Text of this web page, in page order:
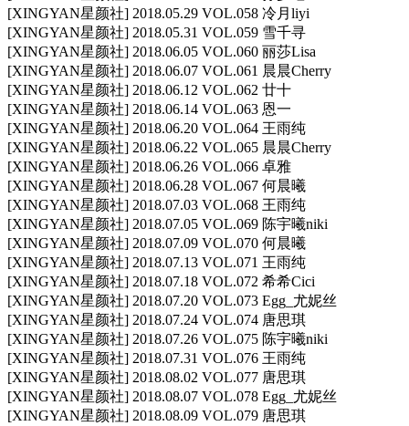
[XINGYAN星颜社] 2018.05.29 VOL.058 冷月liyi
[XINGYAN星颜社] 2018.05.31 VOL.059 雪千寻
[XINGYAN星颜社] 2018.06.05 VOL.060 丽莎Lisa
[XINGYAN星颜社] 2018.06.07 VOL.061 晨晨Cherry
[XINGYAN星颜社] 2018.06.12 VOL.062 廿十
[XINGYAN星颜社] 2018.06.14 VOL.063 恩一
[XINGYAN星颜社] 2018.06.20 VOL.064 王雨纯
[XINGYAN星颜社] 2018.06.22 VOL.065 晨晨Cherry
[XINGYAN星颜社] 2018.06.26 VOL.066 卓雅
[XINGYAN星颜社] 2018.06.28 VOL.067 何晨曦
[XINGYAN星颜社] 2018.07.03 VOL.068 王雨纯
[XINGYAN星颜社] 2018.07.05 VOL.069 陈宇曦niki
[XINGYAN星颜社] 2018.07.09 VOL.070 何晨曦
[XINGYAN星颜社] 2018.07.13 VOL.071 王雨纯
[XINGYAN星颜社] 2018.07.18 VOL.072 希希Cici
[XINGYAN星颜社] 2018.07.20 VOL.073 Egg_尤妮丝
[XINGYAN星颜社] 2018.07.24 VOL.074 唐思琪
[XINGYAN星颜社] 2018.07.26 VOL.075 陈宇曦niki
[XINGYAN星颜社] 2018.07.31 VOL.076 王雨纯
[XINGYAN星颜社] 2018.08.02 VOL.077 唐思琪
[XINGYAN星颜社] 2018.08.07 VOL.078 Egg_尤妮丝
[XINGYAN星颜社] 2018.08.09 VOL.079 唐思琪